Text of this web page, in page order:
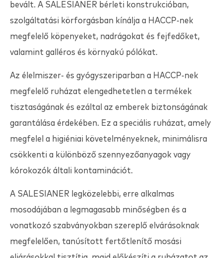
bevált. A SALESIANER bérleti konstrukcióban,
szolgáltatási körforgásban kínálja a HACCP-nek
megfelelő köpenyeket, nadrágokat és fejfedőket,
valamint galléros és környakú pólókat.
Az élelmiszer- és gyógyszeriparban a HACCP-nek
megfelelő ruházat elengedhetetlen a termékek
tisztaságának és ezáltal az emberek biztonságának
garantálása érdekében. Ez a speciális ruházat, amely
megfelel a higiéniai követelményeknek, minimálisra
csökkenti a különböző szennyezőanyagok vagy
kórokozók általi kontaminációt.
A SALESIANER legközelebbi, erre alkalmas
mosodájában a legmagasabb minőségben és a
vonatkozó szabványokban szereplő elvárásoknak
megfelelően, tanúsított fertőtlenítő mosási